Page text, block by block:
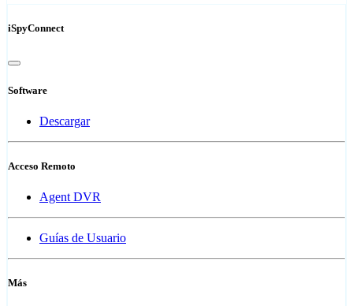
iSpyConnect
Software
Descargar
Acceso Remoto
Agent DVR
Guías de Usuario
Más